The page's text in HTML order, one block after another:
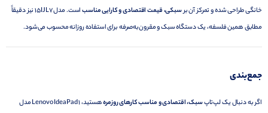
خانگی طراحی شده و تمرکز آن برسبکی، قیمت اقتصادی و کارایی مناسب
است. مدل 15IJL7 نیز دقیقاً
مطابق همین فلسفه، یک دستگاه سبک و مقرون‌به‌صرفه برای استفاده روزانه محسوب می‌شود.
جمع‌بندی
اگر به دنبال یک لپ‌تاپسبک، اقتصادی و مناسب کارهای روزمره
هستید، Lenovo IdeaPad 1 مدل